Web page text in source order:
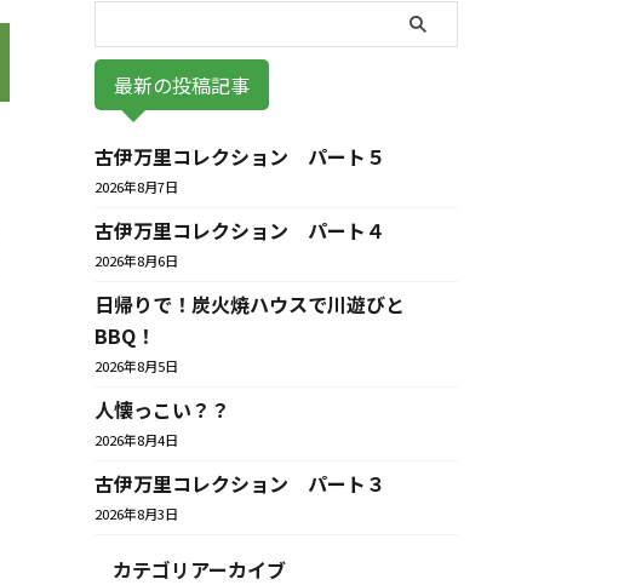
最新の投稿記事
古伊万里コレクション パート５
2026年8月7日
古伊万里コレクション パート４
2026年8月6日
日帰りで！炭火焼ハウスで川遊びと
BBQ！
2026年8月5日
人懐っこい？？
2026年8月4日
古伊万里コレクション パート３
2026年8月3日
カテゴリアーカイブ